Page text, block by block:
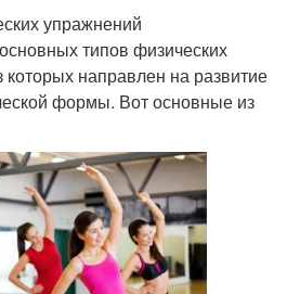
упражнений
типов физических
направлен на развитие
формы. Вот основные из